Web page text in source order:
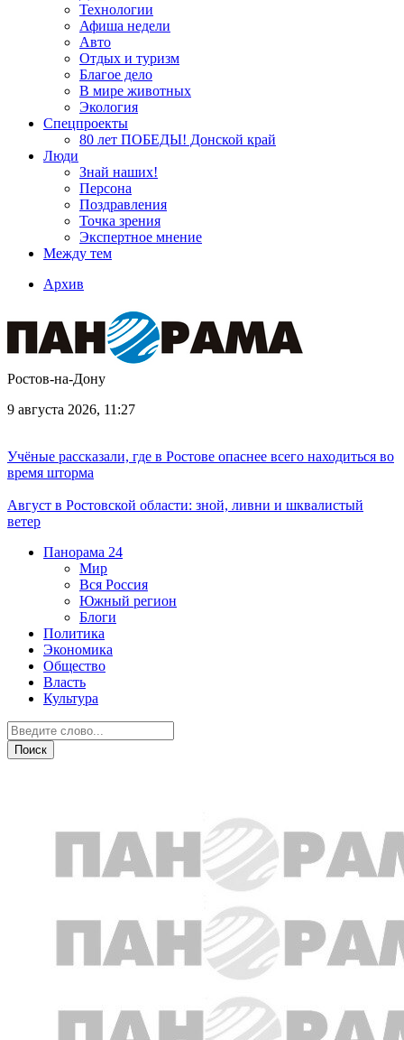
Технологии
Афиша недели
Авто
Отдых и туризм
Благое дело
В мире животных
Экология
Спецпроекты
80 лет ПОБЕДЫ! Донской край
Люди
Знай наших!
Персона
Поздравления
Точка зрения
Экспертное мнение
Между тем
Архив
Ростов-на-Дону
9 августа 2026, 11:27
Учёные рассказали, где в Ростове опаснее всего находиться во
время шторма
Август в Ростовской области: зной, ливни и шквалистый
ветер
Панорама 24
Мир
Вся Россия
Южный регион
Блоги
Политика
Экономика
Общество
Власть
Культура